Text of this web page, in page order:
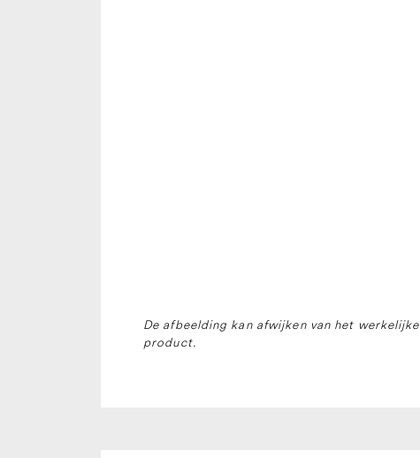
De afbeelding kan afwijken van het werkelijke
product.